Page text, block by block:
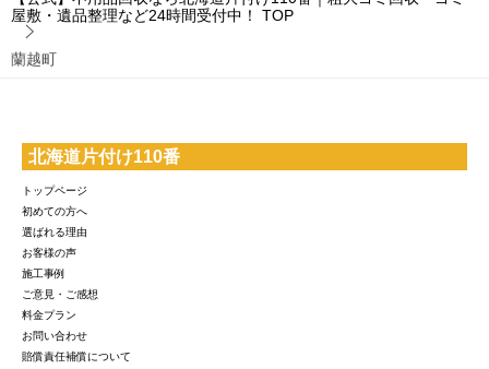
屋敷・遺品整理など24時間受付中！
TOP
蘭越町
北海道片付け110番
トップページ
初めての方へ
選ばれる理由
お客様の声
施工事例
ご意見・ご感想
料金プラン
お問い合わせ
賠償責任補償について